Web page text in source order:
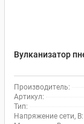
Вулканизатор
Производитель:
Артикул:
Тип:
Напряжение сети, В: